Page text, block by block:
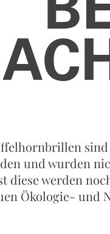
und wurden
diese werden
Ökologie- und